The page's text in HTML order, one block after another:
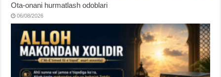
Ota-onani hurmatlash odoblari
06/08/2026